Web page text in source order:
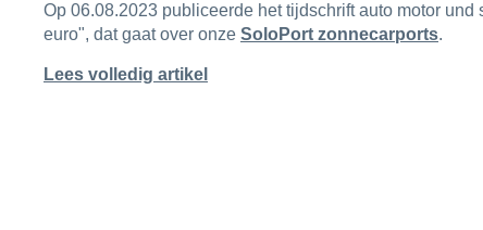
Op 06.08.2023 publiceerde het tijdschrift auto motor
euro", dat gaat over onze SoloPort zonnecarports.
Lees volledig artikel